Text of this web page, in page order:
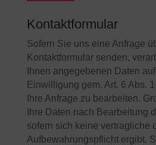
Kontaktformular
Sofern Sie uns eine Anfrage
Kontaktformular senden,
Ihnen angegebenen Daten
Einwilligung gem. Art. 6 Abs.
Ihre Anfrage zu bearbeiten.
Ihre Daten nach Bearbeitung
sofern sich keine vertragliche
Aufbewahrungspflicht ergibt.